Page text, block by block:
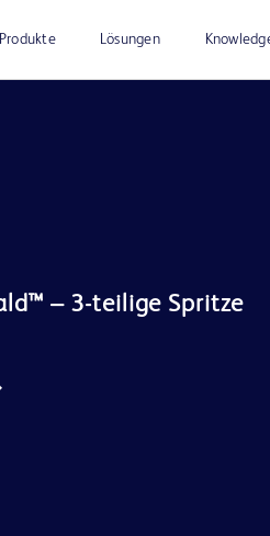
Produkte Lösungen